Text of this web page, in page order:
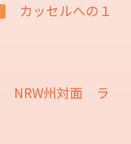
カッセルへの１
NRW州対面 ラ